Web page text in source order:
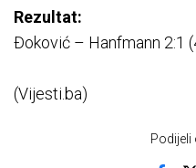
Rezultat:
Đoković – Hanfmann 2:1
(Vijesti.ba)
Podijeli